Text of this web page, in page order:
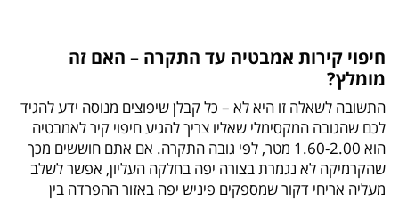
חיפוי קירות אמבטיה עד התקרה – האם זה
מומלץ?
התשובה לשאלה זו היא לא – כל קבלן שיפוצים מנוסה ידע להגיד
לכם שהגובה המקסימלי שאליו צריך להגיע חיפוי קיר לאמבטיה
הוא 1.60-2.00 מטר, לפי גובה התקרה. אם אתם חוששים מכך
שהקרמיקה לא נגמרת בצורה יפה בחלקה העליון, אפשר לשלב
מעליה אריחי דקור שמספקים פיניש יפה באזור ההפרדה בין